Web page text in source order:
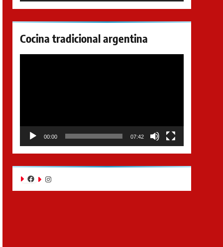
Cocina tradicional argentina
00:00 07:42
FacebookInstagram